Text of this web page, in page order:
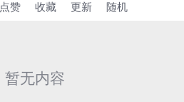
点赞 收藏 更新 随机
暂无内容